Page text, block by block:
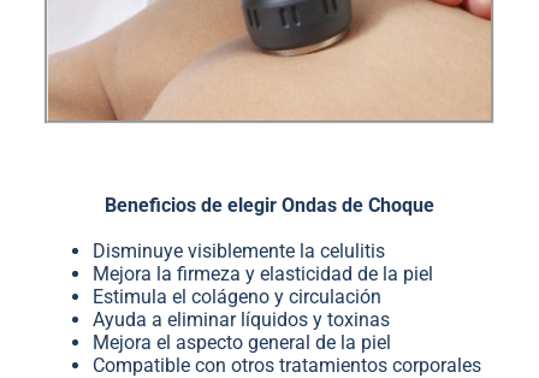
Beneficios de elegir Ondas de Choque
Disminuye visiblemente la celulitis
Mejora la firmeza y elasticidad de la piel
Estimula el colágeno y circulación
Ayuda a eliminar líquidos y toxinas
Mejora el aspecto general de la piel
Compatible con otros tratamientos corporales